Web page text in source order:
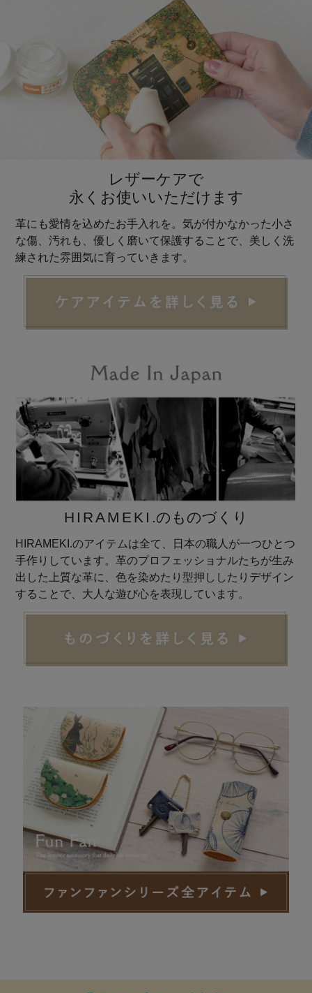
レザーケアで
永くお使いいただけます
革にも愛情を込めたお手入れを。気が付かなかった小さ
な傷、汚れも、優しく磨いて保護することで、美しく洗
練された雰囲気に育っていきます。
HIRAMEKI .のものづくり
HIRAMEKI.のアイテムは全て、日本の職人が一つひとつ
手作りしています。革のプロフェッショナルたちが生み
出した上質な革に、色を染めたり型押ししたりデザイン
することで、大人な遊び心を表現しています。